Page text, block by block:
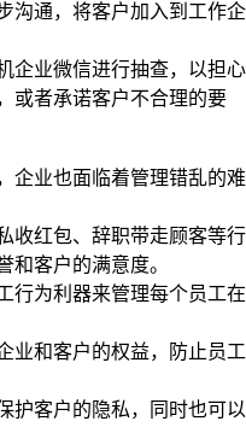
沟通，将客户加入到工作企
企业微信进行抽查，以担心
或者承诺客户不合理的要
企业也面临着管理错乱的难
收红包、辞职带走顾客等行
和客户的满意度。
行为利器来管理每个员工在
业和客户的权益，防止员工
护客户的隐私，同时也可以